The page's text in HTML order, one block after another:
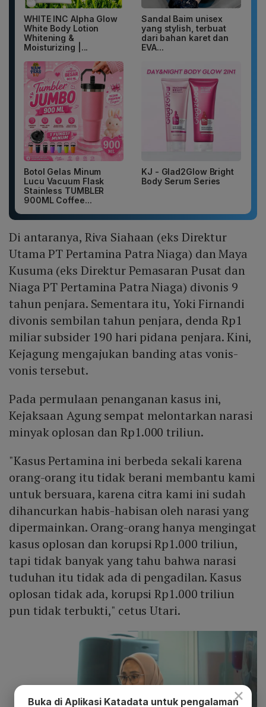
WHITE INC Alpha Glow
White Body Lotion
Whitening &
Moisturizing |...
Sandal Baim unisex
yang stylish, terbuat
dari bahan karet dan
EVA...
Botol Gelas Minum
Lucu Vacuum Flask
Stainless TUMBLER
900ML Coffee...
KJ - Glad2Glow Bright
Body Serum Series
Di antaranya, Riva Siahaan (eks Direktur
Utama PT Pertamina Patra Niaga) dan Maya
Kusuma (eks Direktur Pemasaran Pusat dan
Niaga PT Pertamina Patra Niaga) divonis 9
tahun penjara. Sementara itu, Yoki Firnandi
divonis sembilan tahun penjara, denda Rp1
miliar subsider 190 hari pidana penjara. Kini,
Kejagung mengajukan banding atas vonis-
vonis tersebut.
Pada permulaan penanganan kasus ini,
Kejaksaan Agung sempat melontarkan narasi
minyak oplosan dan Rp1.000 triliun.
"Kasus Pertamina ini berbeda sekali karena
orang-orang itu tidak berani membantu kami
untuk bersuara, karena citra kami ini sudah
dihancurkan habis-habisan oleh narasi yang
dipermainkan. Orang-orang hanya mengingat
kasus oplosan dan korupsi Rp1.000 triliun,
tapi tidak banyak yang tahu bahwa narasi
tuduhan itu tidak ada di pengadilan. Kasus
oplosan tidak ada, korupsi Rp1.000 triliun
pun tidak terbukti," cetus Utari.
×
Buka di Aplikasi Katadata untuk pengalaman